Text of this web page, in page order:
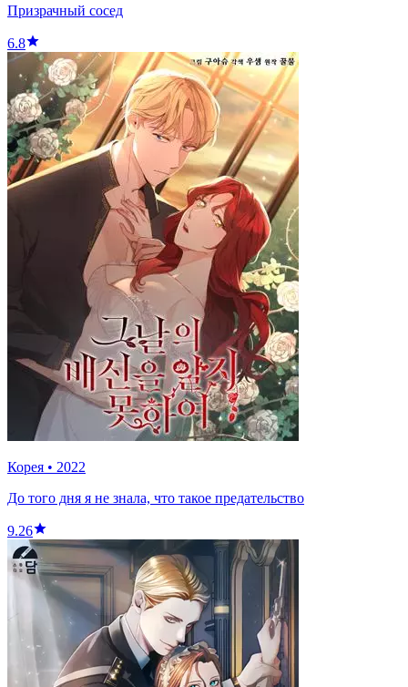
Призрачный сосед
6.8
Корея • 2022
До того дня я не знала, что такое предательство
9.26